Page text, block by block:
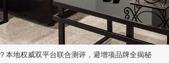
本地权威双平台联合测评，避增项品牌全揭秘